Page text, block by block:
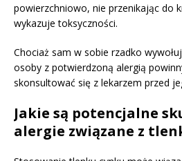
powierzchniowo, nie przenikając do
wykazuje toksyczności.
Chociaż sam w sobie rzadko
osoby z potwierdzoną alergią
skonsultować się z lekarzem przed
Jakie są potencjalne
alergie związane z